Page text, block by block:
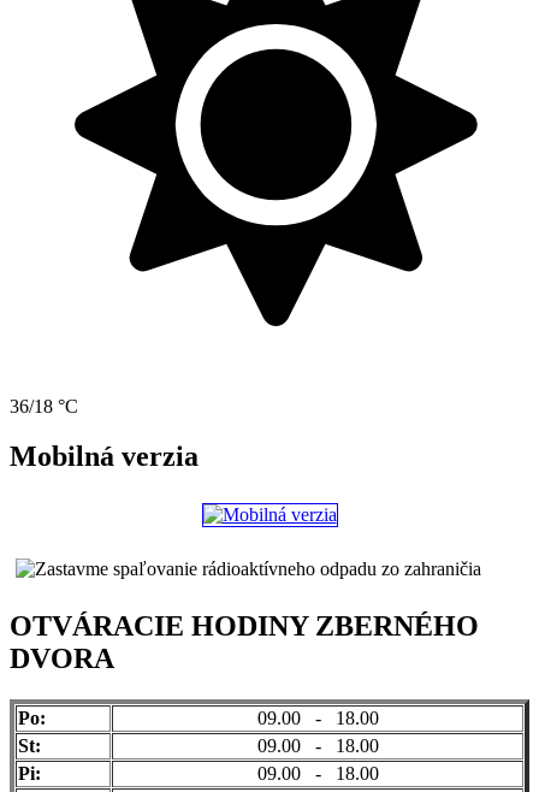
36/18 °C
Mobilná verzia
OTVÁRACIE HODINY ZBERNÉHO
DVORA
Po:
09.00 - 18.00
St:
09.00 - 18.00
Pi:
09.00 - 18.00